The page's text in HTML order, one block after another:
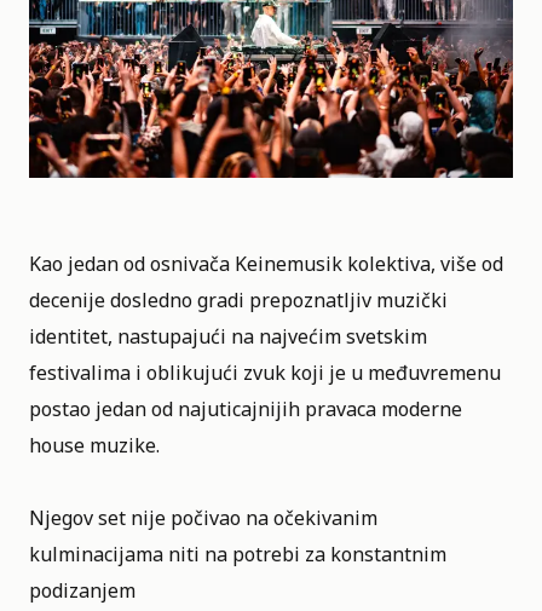
Kao jedan od osnivača Keinemusik kolektiva, više od
decenije dosledno gradi prepoznatljiv muzički
identitet, nastupajući na najvećim svetskim
festivalima i oblikujući zvuk koji je u međuvremenu
postao jedan od najuticajnijih pravaca moderne
house muzike.
Njegov set nije počivao na očekivanim
kulminacijama niti na potrebi za konstantnim
podizanjem